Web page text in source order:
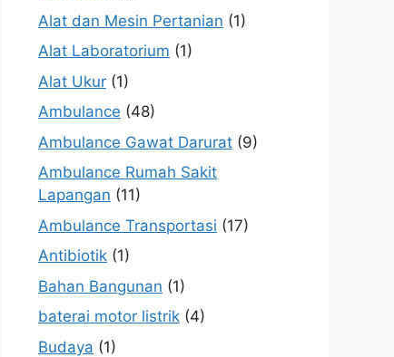
Alat dan Mesin Pertanian (1)
Alat Laboratorium (1)
Alat Ukur (1)
Ambulance (48)
Ambulance Gawat Darurat (9)
Ambulance Rumah Sakit
Lapangan (11)
Ambulance Transportasi (17)
Antibiotik (1)
Bahan Bangunan (1)
baterai motor listrik (4)
Budaya (1)